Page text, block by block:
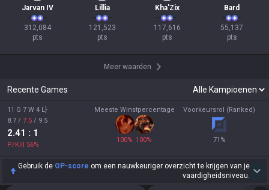
Jarvan IV
312,084
pts
Lillia
121,523
pts
Kha'Zix
117,616
pts
Bard
55,137
pts
Meer waarden
Recente Games
11 G 7 W 4 L}
8.7 / 7.5 / 9.5
2.41 : 1
P/Kill 56%
Meeste Winstpercentage
100% 100%
Voorkeursrol (Ranked)
71 %
Gebruik de OP-score om een nauwkeuriger overzicht te krijgen van je
vaardigheidsniveau.